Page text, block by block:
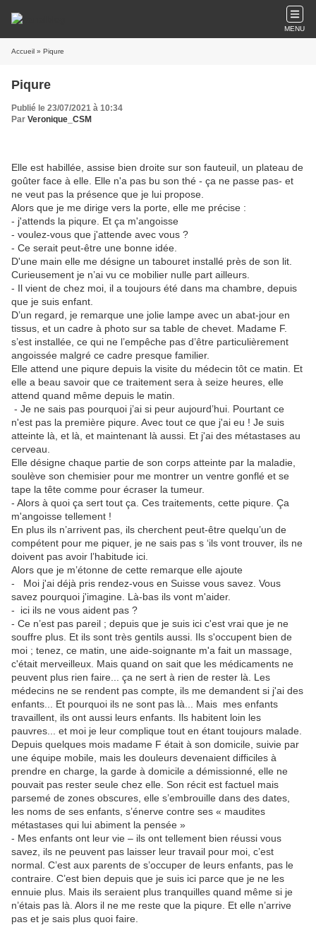
MENU
Accueil » Piqure
Piqure
Publié le 23/07/2021 à 10:34
Par Veronique_CSM
Elle est habillée, assise bien droite sur son fauteuil, un plateau de
goûter face à elle. Elle n'a pas bu son thé - ça ne passe pas- et
ne veut pas la présence que je lui propose.
Alors que je me dirige vers la porte, elle me précise :
- j'attends la piqure. Et ça m'angoisse
- voulez-vous que j'attende avec vous ?
- Ce serait peut-être une bonne idée.
D'une main elle me désigne un tabouret installé près de son lit.
Curieusement je n’ai vu ce mobilier nulle part ailleurs.
- Il vient de chez moi, il a toujours été dans ma chambre, depuis
que je suis enfant.
D’un regard, je remarque une jolie lampe avec un abat-jour en
tissus, et un cadre à photo sur sa table de chevet. Madame F.
s’est installée, ce qui ne l’empêche pas d’être particulièrement
angoissée malgré ce cadre presque familier.
Elle attend une piqure depuis la visite du médecin tôt ce matin. Et
elle a beau savoir que ce traitement sera à seize heures, elle
attend quand même depuis le matin.
- Je ne sais pas pourquoi j’ai si peur aujourd’hui. Pourtant ce
n'est pas la première piqure. Avec tout ce que j'ai eu ! Je suis
atteinte là, et là, et maintenant là aussi. Et j'ai des métastases au
cerveau.
Elle désigne chaque partie de son corps atteinte par la maladie,
soulève son chemisier pour me montrer un ventre gonflé et se
tape la tête comme pour écraser la tumeur.
- Alors à quoi ça sert tout ça. Ces traitements, cette piqure. Ça
m'angoisse tellement !
En plus ils n’arrivent pas, ils cherchent peut-être quelqu’un de
compétent pour me piquer, je ne sais pas s ‘ils vont trouver, ils ne
doivent pas avoir l’habitude ici.
Alors que je m’étonne de cette remarque elle ajoute
- Moi j'ai déjà pris rendez-vous en Suisse vous savez. Vous
savez pourquoi j'imagine. Là-bas ils vont m'aider.
- ici ils ne vous aident pas ?
- Ce n’est pas pareil ; depuis que je suis ici c'est vrai que je ne
souffre plus. Et ils sont très gentils aussi. Ils s'occupent bien de
moi ; tenez, ce matin, une aide-soignante m'a fait un massage,
c'était merveilleux. Mais quand on sait que les médicaments ne
peuvent plus rien faire... ça ne sert à rien de rester là. Les
médecins ne se rendent pas compte, ils me demandent si j'ai des
enfants... Et pourquoi ils ne sont pas là... Mais mes enfants
travaillent, ils ont aussi leurs enfants. Ils habitent loin les
pauvres... et moi je leur complique tout en étant toujours malade.
Depuis quelques mois madame F était à son domicile, suivie par
une équipe mobile, mais les douleurs devenaient difficiles à
prendre en charge, la garde à domicile a démissionné, elle ne
pouvait pas rester seule chez elle. Son récit est factuel mais
parsemé de zones obscures, elle s’embrouille dans des dates,
les noms de ses enfants, s’énerve contre ses « maudites
métastases qui lui abiment la pensée »
- Mes enfants ont leur vie – ils ont tellement bien réussi vous
savez, ils ne peuvent pas laisser leur travail pour moi, c’est
normal. C’est aux parents de s’occuper de leurs enfants, pas le
contraire. C’est bien depuis que je suis ici parce que je ne les
ennuie plus. Mais ils seraient plus tranquilles quand même si je
n’étais pas là. Alors il ne me reste que la piqure. Et elle n’arrive
pas et je sais plus quoi faire.